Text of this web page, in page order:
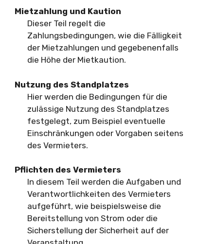
Mietzahlung und Kaution
Dieser Teil regelt die
Zahlungsbedingungen, wie die Fälligkeit
der Mietzahlungen und gegebenenfalls
die Höhe der Mietkaution.
Nutzung des Standplatzes
Hier werden die Bedingungen für die
zulässige Nutzung des Standplatzes
festgelegt, zum Beispiel eventuelle
Einschränkungen oder Vorgaben seitens
des Vermieters.
Pflichten des Vermieters
In diesem Teil werden die Aufgaben und
Verantwortlichkeiten des Vermieters
aufgeführt, wie beispielsweise die
Bereitstellung von Strom oder die
Sicherstellung der Sicherheit auf der